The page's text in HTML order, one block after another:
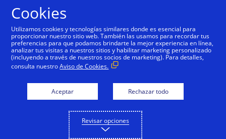
Visa completa
adquisición de Pismo
Cookies
Utilizamos cookies y tecnologías similares donde es esencial para
proporcionar nuestro sitio web. También las usamos para recordar tus
preferencias para que podamos brindarte la mejor experiencia en línea,
analizar tus visitas a nuestros sitios y habilitar marketing personalizado
(incluyendo a través de nuestros socios de marketing). Para detalles,
consulta nuestroAviso de Cookies.
Aceptar Rechazar todo
Revisar opciones